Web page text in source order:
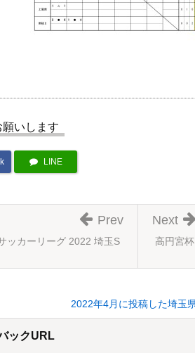
いします
LINE
高円宮
Next
ッカーリーグ 2022 埼玉S
Prev
2022年4月に投稿した埼玉
ックURL